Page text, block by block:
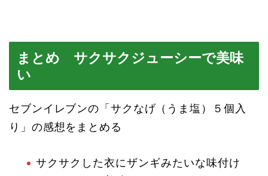
まとめ サクサクジューシーで美味
い
セブンイレブンの「サクなげ（うま塩）５個入
り」の感想をまとめる
サクサクした衣にザンギみたいな味付け